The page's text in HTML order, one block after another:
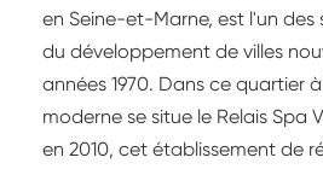
en Seine-et-Marne, est l'un des
du développement de villes
années 1970. Dans ce quartier
moderne se situe le Relais Spa
en 2010, cet établissement de